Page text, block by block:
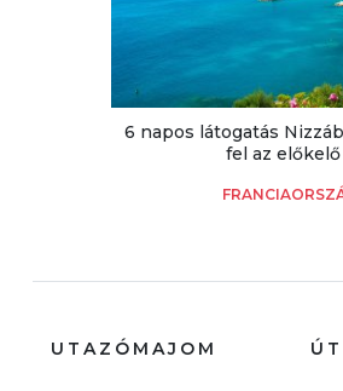
6 napos látogatás
fel az
UTAZÓMAJOM